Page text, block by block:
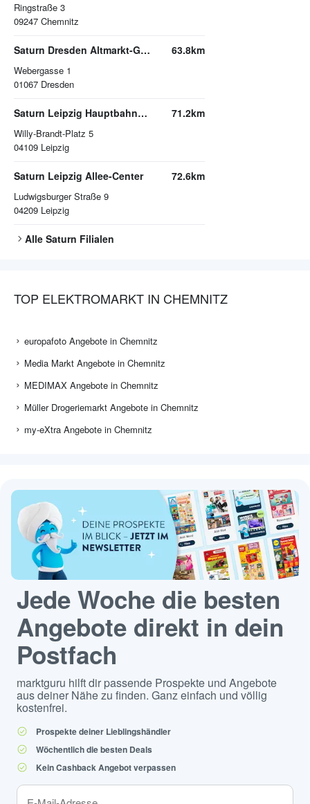
Ringstraße 3
09247 Chemnitz
Saturn Dresden Altmarkt-Galerie
Webergasse 1
01067 Dresden
63.8km
Saturn Leipzig Hauptbahnhof
Willy-Brandt-Platz 5
04109 Leipzig
71.2km
Saturn Leipzig Allee-Center
Ludwigsburger Straße 9
04209 Leipzig
72.6km
Alle Saturn Filialen
TOP ELEKTROMARKT IN CHEMNITZ
europafoto Angebote in Chemnitz
Media Markt Angebote in Chemnitz
MEDIMAX Angebote in Chemnitz
Müller Drogeriemarkt Angebote in Chemnitz
my-eXtra Angebote in Chemnitz
Jede Woche die besten
Angebote direkt in dein
Postfach
marktguru hilft dir passende Prospekte und Angebote
aus deiner Nähe zu finden. Ganz einfach und völlig
kostenfrei.
Prospekte deiner Lieblingshändler
Wöchentlich die besten Deals
Kein Cashback Angebot verpassen